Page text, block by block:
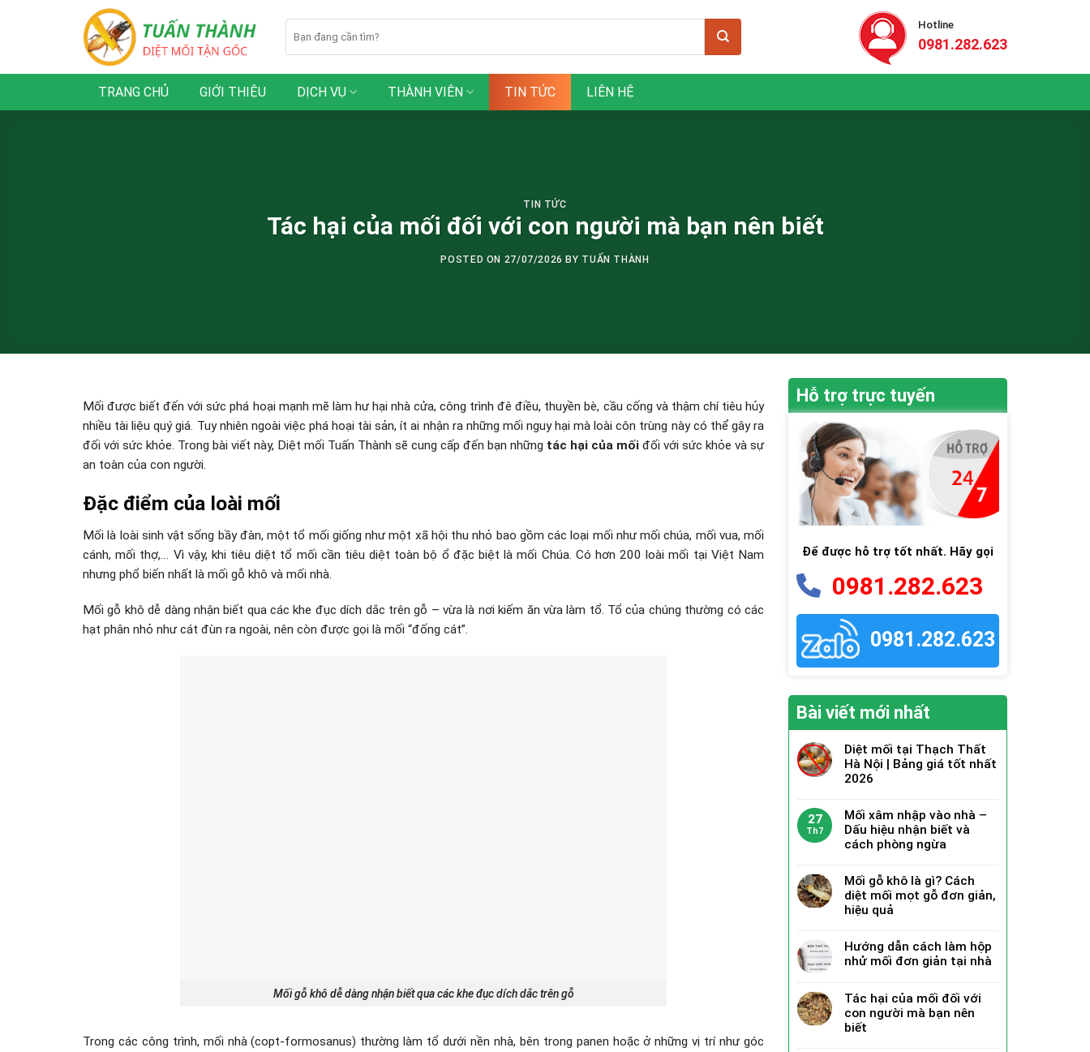
Hotline
0981.282.623
TRANG CHỦ GIỚI THIỆU DỊCH VỤ THÀNH VIÊN TIN TỨC LIÊN HỆ
TIN TỨC
Tác hại của mối đối với con người mà bạn nên biết
POSTED ON 27/07/2026 BY TUẤN THÀNH
Mối được biết đến với sức phá hoại mạnh mẽ làm hư hại nhà cửa, công trình đê điều, thuyền bè, cầu cống và thậm chí tiêu hủy
nhiều tài liệu quý giá. Tuy nhiên ngoài việc phá hoại tài sản, ít ai nhận ra những mối nguy hại mà loài côn trùng này có thể gây ra
đối với sức khỏe. Trong bài viết này, Diệt mối Tuấn Thành sẽ cung cấp đến bạn những tác hại của mối đối với sức khỏe và sự
an toàn của con người.
Đặc điểm của loài mối
Mối là loài sinh vật sống bầy đàn, một tổ mối giống như một xã hội thu nhỏ bao gồm các loại mối như mối chúa, mối vua, mối
cánh, mối thợ,… Vì vậy, khi tiêu diệt tổ mối cần tiêu diệt toàn bộ ổ đặc biệt là mối Chúa. Có hơn 200 loài mối tại Việt Nam
nhưng phổ biến nhất là mối gỗ khô và mối nhà.
Mối gỗ khô dễ dàng nhận biết qua các khe đục dích dắc trên gỗ – vừa là nơi kiếm ăn vừa làm tổ. Tổ của chúng thường có các
hạt phân nhỏ như cát đùn ra ngoài, nên còn được gọi là mối “đống cát”.
Mối gỗ khô dễ dàng nhận biết qua các khe đục dích dắc trên gỗ
Trong các công trình, mối nhà (copt-formosanus) thường làm tổ dưới nền nhà, bên trong panen hoặc ở những vị trí như góc
Hỗ trợ trực tuyến
Để được hỗ trợ tốt nhất. Hãy gọi
0981.282.623
0981.282.623
Bài viết mới nhất
Diệt mối tại Thạch Thất
Hà Nội | Bảng giá tốt nhất
2026
27
Th7
Mối xâm nhập vào nhà –
Dấu hiệu nhận biết và
cách phòng ngừa
Mối gỗ khô là gì? Cách
diệt mối mọt gỗ đơn giản,
hiệu quả
Hướng dẫn cách làm hộp
nhử mối đơn giản tại nhà
Tác hại của mối đối với
con người mà bạn nên
biết